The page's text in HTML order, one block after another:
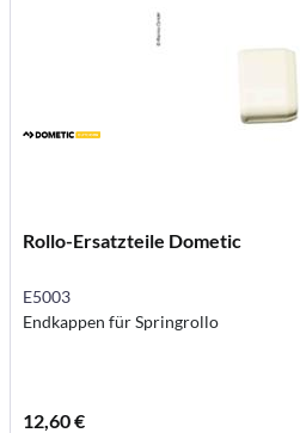
Rollo-Ersatzteile Dometic
E5003
Endkappen für Springrollo
12,60 €